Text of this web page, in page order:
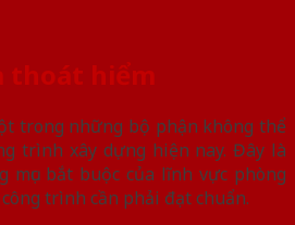
thoát hiểm
trong những bộ phận không thể
trình xây dựng hiện nay. Đây là
bắt buộc của lĩnh vực phòng
trình cần phải đạt chuẩn.